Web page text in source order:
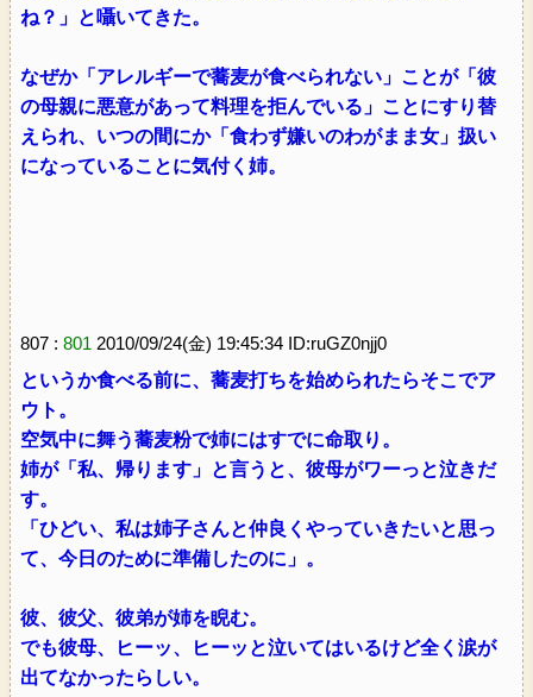
ね？」と囁いてきた。
なぜか「アレルギーで蕎麦が食べられない」ことが「彼
の母親に悪意があって料理を拒んでいる」ことにすり替
えられ、いつの間にか「食わず嫌いのわがまま女」扱い
になっていることに気付く姉。
807 : 801 2010/09/24(金) 19:45:34 ID:ruGZ0njj0
というか食べる前に、蕎麦打ちを始められたらそこでア
ウト。
空気中に舞う蕎麦粉で姉にはすでに命取り。
姉が「私、帰ります」と言うと、彼母がワーっと泣きだ
す。
「ひどい、私は姉子さんと仲良くやっていきたいと思っ
て、今日のために準備したのに」。
彼、彼父、彼弟が姉を睨む。
でも彼母、ヒーッ、ヒーッと泣いてはいるけど全く涙が
出てなかったらしい。